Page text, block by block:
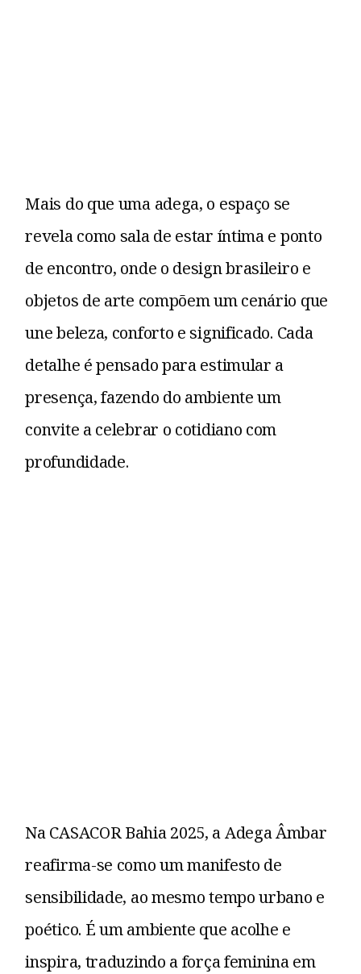
Mais do que uma adega, o espaço se
revela como sala de estar íntima e ponto
de encontro, onde o design brasileiro e
objetos de arte compõem um cenário que
une beleza, conforto e significado. Cada
detalhe é pensado para estimular a
presença, fazendo do ambiente um
convite a celebrar o cotidiano com
profundidade.
Na CASACOR Bahia 2025, a Adega Âmbar
reafirma-se como um manifesto de
sensibilidade, ao mesmo tempo urbano e
poético. É um ambiente que acolhe e
inspira, traduzindo a força feminina em